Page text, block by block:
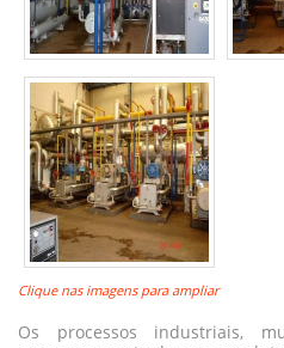
Clique nas imagens para ampliar
Os processos industriais,